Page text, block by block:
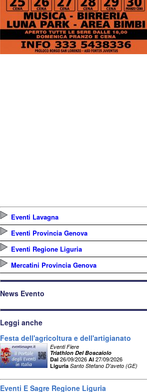
Eventi Lavagna
Eventi Provincia Genova
Eventi Regione Liguria
Mercatini Provincia Genova
News Evento
Leggi anche
Festa dell'agricoltura e dell'artigianato
Eventi Fiere
Triathlon Del Boscaiolo
Dal 26/09/2026 Al 27/09/2026
Liguria Santo Stefano D'aveto (GE)
Eventi E Sagre Regione Liguria